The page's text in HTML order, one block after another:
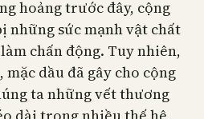
hoảng trước đây, cộng
những sức mạnh vật chất
chấn động. Tuy nhiên,
dầu đã gây cho cộng
ta những vết thương